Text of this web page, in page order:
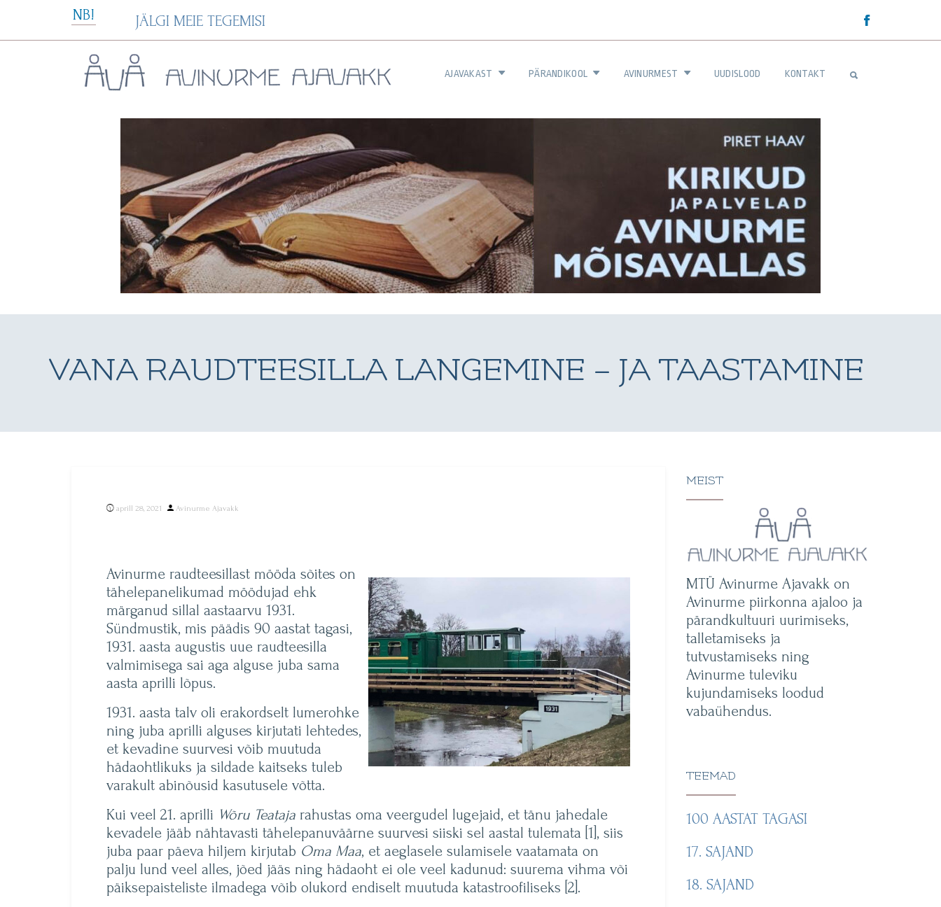
to
NB! JÄLGI MEIE TEGEMISI
Avinurme Ajavakk
AJAVAKAST PÄRANDIKOOL AVINURMEST UUDISLOOD KONTAKT
VANA RAUDTEESILLA LANGEMINE – JA TAASTAMINE
aprill 28, 2021
Posted
Avinurme Ajavakk
Avinurme raudteesillast mööda sõites on
tähelepanelikumad möödujad ehk
märganud sillal aastaarvu 1931.
Sündmustik, mis päädis 90 aastat tagasi,
1931. aasta augustis uue raudteesilla
valmimisega sai aga alguse juba sama
aasta aprilli lõpus.
1931. aasta talv oli erakordselt lumerohke
ning juba aprilli alguses kirjutati lehtedes,
et kevadine suurvesi võib muutuda
hädaohtlikuks ja sildade kaitseks tuleb
varakult abinõusid kasutusele võtta.
Kui veel 21. aprilli Wõru Teataja rahustas oma veergudel lugejaid, et tänu jahedale
kevadele jääb nähtavasti tähelepanuväärne suurvesi siiski sel aastal tulemata [1], siis
juba paar päeva hiljem kirjutab Oma Maa, et aeglasele sulamisele vaatamata on
palju lund veel alles, jõed jääs ning hädaoht ei ole veel kadunud: suurema vihma või
päiksepaisteliste ilmadega võib olukord endiselt muutuda katastroofiliseks [2].
MEIST
MTÜ Avinurme Ajavakk on
Avinurme piirkonna ajaloo ja
pärandkultuuri uurimiseks,
talletamiseks ja
tutvustamiseks ning
Avinurme tuleviku
kujundamiseks loodud
vabaühendus.
TEEMAD
100 AASTAT TAGASI
17. SAJAND
18. SAJAND